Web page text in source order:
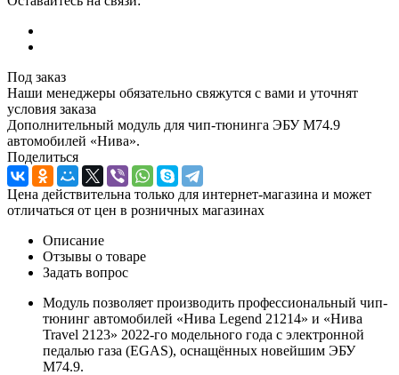
Под заказ
Наши менеджеры обязательно свяжутся с вами и уточнят
условия заказа
Дополнительный модуль для чип-тюнинга ЭБУ M74.9
автомобилей «Нива».
Поделиться
Цена действительна только для интернет-магазина и может
отличаться от цен в розничных магазинах
Описание
Отзывы о товаре
Задать вопрос
Модуль позволяет производить профессиональный чип-
тюнинг автомобилей «Нива Legend 21214» и «Нива
Travel 2123» 2022-го модельного года с электронной
педалью газа (EGAS), оснащённых новейшим ЭБУ
M74.9.